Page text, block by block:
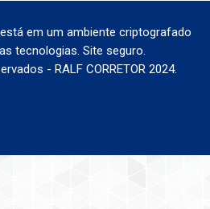
em um ambiente criptografado
tecnologias. Site seguro.
- RALF CORRETOR 2024.